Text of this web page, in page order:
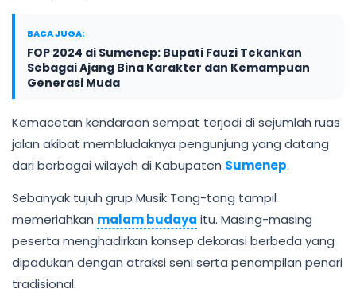
BACA JUGA:
FOP 2024 di Sumenep: Bupati Fauzi Tekankan
Sebagai Ajang Bina Karakter dan Kemampuan
Generasi Muda
Kemacetan kendaraan sempat terjadi di sejumlah ruas
jalan akibat membludaknya pengunjung yang datang
dari berbagai wilayah di Kabupaten Sumenep.
Sebanyak tujuh grup Musik Tong-tong tampil
memeriahkan malam budaya itu. Masing-masing
peserta menghadirkan konsep dekorasi berbeda yang
dipadukan dengan atraksi seni serta penampilan penari
tradisional.